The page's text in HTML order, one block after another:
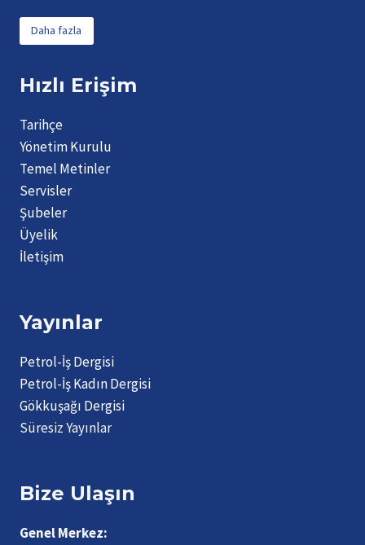
Daha fazla
Hızlı Erişim
Tarihçe
Yönetim Kurulu
Temel Metinler
Servisler
Şubeler
Üyelik
İletişim
Yayınlar
Petrol-İş Dergisi
Petrol-İş Kadın Dergisi
Gökkuşağı Dergisi
Süresiz Yayınlar
Bize Ulaşın
Genel Merkez: